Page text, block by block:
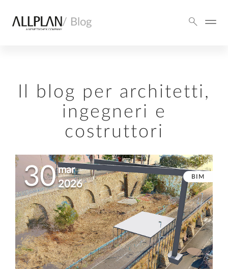
/ Blog
Il blog per architetti,
ingegneri e
costruttori
30 mar
2026
BIM